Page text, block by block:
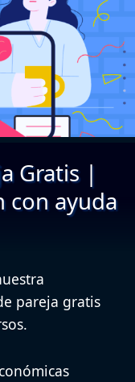
Gratis |
con ayuda
pareja gratis